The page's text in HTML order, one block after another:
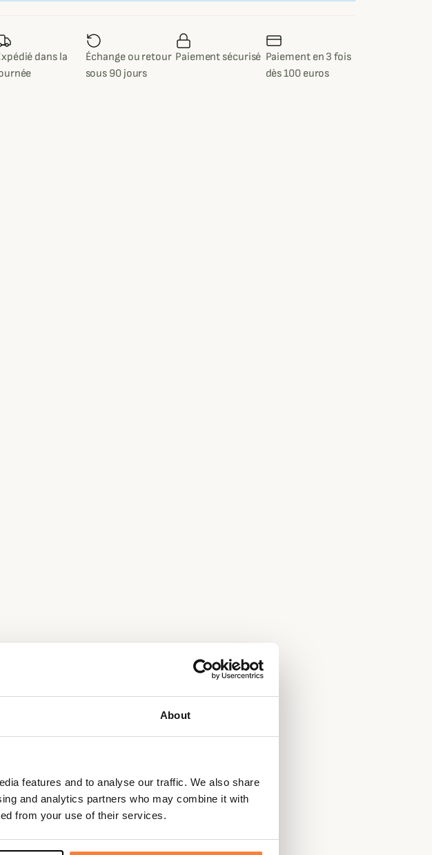
About
features and to analyse our traffic. We also share
and analytics partners who may combine it with
from your use of their services.
dans la
Échange ou retour
sous 90 jours
Paiement sécurisé Paiement en 3 fois
dès 100 euros